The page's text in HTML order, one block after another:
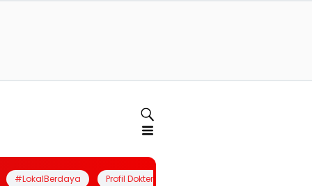
#LokalBerdaya Profil Dokter